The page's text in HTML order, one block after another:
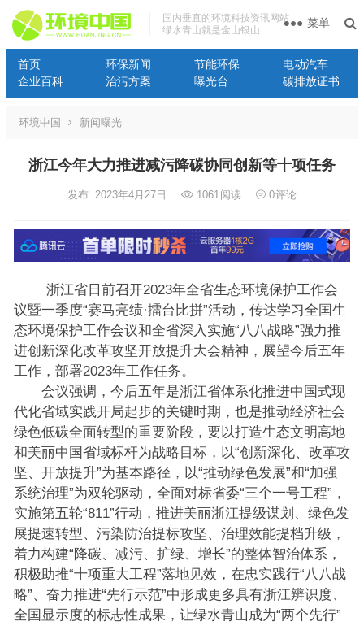
国内垂直的环境科技资讯网站
绿水青山就是金山银山
首页 环保新闻 节能环保
电动汽车
企业百科
治污方案 曝光台 碳排放证书
菜单
环境中国 新闻曝光
浙江今年大力推进减污降碳协同创新等十项任务
发布: 2023年4月27日 1061阅读 0评论
浙江省日前召开2023年全省生态环境保护工作会
议暨一季度“赛马亮绩·擂台比拼”活动，传达学习全国生
态环境保护工作会议和全省深入实施“八八战略”强力推
进创新深化改革攻坚开放提升大会精神，展望今后五年
工作，部署2023年工作任务。
会议强调，今后五年是浙江省体系化推进中国式现
代化省域实践开局起步的关键时期，也是推动经济社会
绿色低碳全面转型的重要阶段，要以打造生态文明高地
和美丽中国省域标杆为战略目标，以“创新深化、改革攻
坚、开放提升”为基本路径，以“推动绿色发展”和“加强
系统治理”为双轮驱动，全面对标省委“三个一号工程”，
实施第五轮“811”行动，推进美丽浙江提级谋划、绿色发
展提速转型、污染防治提标攻坚、治理效能提档升级，
着力构建“降碳、减污、扩绿、增长”的整体智治体系，
积极助推“十项重大工程”落地见效，在忠实践行“八八战
略”、奋力推进“先行示范”中形成更多具有浙江辨识度、
全国显示度的标志性成果，让绿水青山成为“两个先行”